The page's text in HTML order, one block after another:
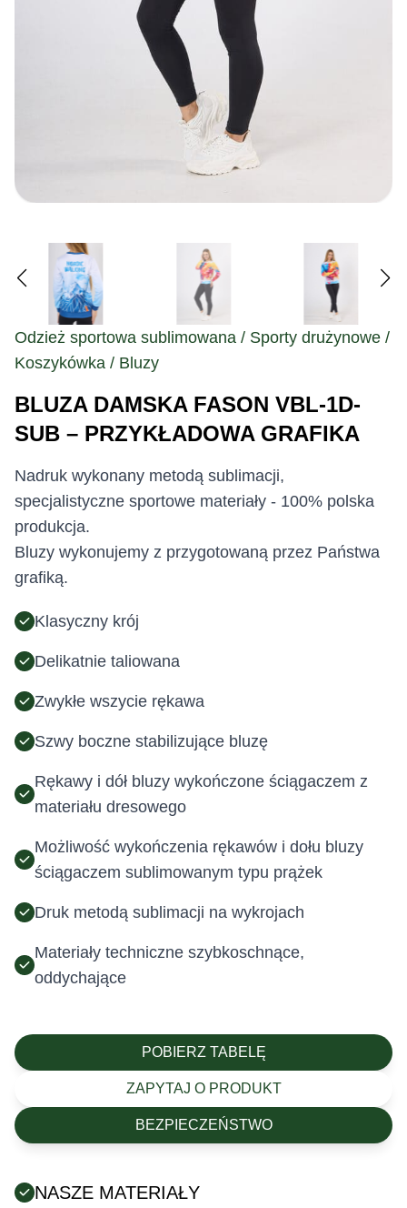
Odzież sportowa sublimowana / Sporty drużynowe /
Koszykówka / Bluzy
BLUZA DAMSKA FASON VBL-1D-
SUB – PRZYKŁADOWA GRAFIKA
Nadruk wykonany metodą sublimacji,
specjalistyczne sportowe materiały - 100% polska
produkcja.
Bluzy wykonujemy z przygotowaną przez Państwa
grafiką.
Klasyczny krój
Delikatnie taliowana
Zwykłe wszycie rękawa
Szwy boczne stabilizujące bluzę
Rękawy i dół bluzy wykończone ściągaczem z
materiału dresowego
Możliwość wykończenia rękawów i dołu bluzy
ściągaczem sublimowanym typu prążek
Druk metodą sublimacji na wykrojach
Materiały techniczne szybkoschnące,
oddychające
POBIERZ TABELĘ
ZAPYTAJ O PRODUKT
BEZPIECZEŃSTWO
NASZE MATERIAŁY